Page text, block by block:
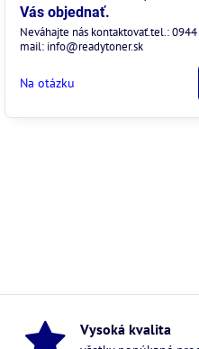
Vás objednať.
Neváhajte nás kontaktovať.tel.:
mail: info@readytoner.sk
Na otázku
Vysoká kvalita